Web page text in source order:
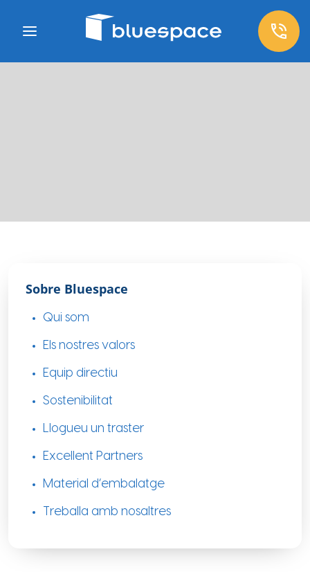
Sobre Bluespace
Qui som
Els nostres valors
Equip directiu
Sostenibilitat
Llogueu un traster
Excellent Partners
Material d’embalatge
Treballa amb nosaltres